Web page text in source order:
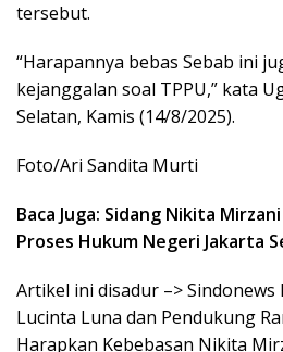
tersebut.
“Harapannya bebas Sebab ini
kejanggalan soal TPPU,” kata
Selatan, Kamis (14/8/2025).
Foto/Ari Sandita Murti
Baca Juga: Sidang Nikita
Proses Hukum Negeri Jakarta
Artikel ini disadur –> Sindonews
Lucinta Luna dan Pendukung
Harapkan Kebebasan Nikita